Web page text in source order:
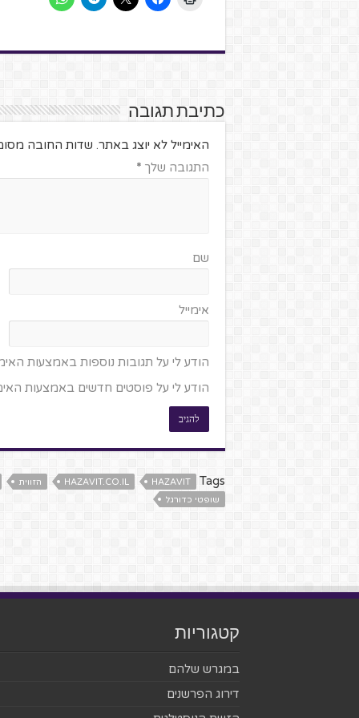
כתיבת תגובה
האימייל לא יוצג באתר. שדות החובה
התגובה שלך *
שם
אימייל
הודע לי על תגובות נוספות באמצעות
הודע לי על פוסטים חדשים באמצעות
Tags
HAZAVIT
HAZAVIT.CO.IL
הזווית
שופטי כדורגל
קטגוריות
במגרש שלהם
דירוג הפרשנים